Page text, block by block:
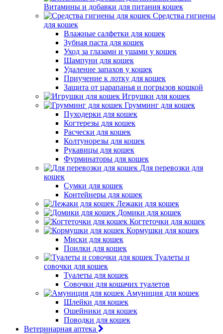
Витамины и добавки для питания кошек
Средства гигиены
для кошек
Влажные салфетки для кошек
Зубная паста для кошек
Уход за глазами и ушами у кошек
Шампуни для кошек
Удаление запахов у кошек
Приучение к лотку для кошек
Защита от царапанья и погрызов кошкой
Игрушки для кошек
Грумминг для кошек
Пуходерки для кошек
Когтерезы для кошек
Расчески для кошек
Колтунорезы для кошек
Рукавицы для кошек
Фурминаторы для кошек
Для перевозки для
кошек
Сумки для кошек
Контейнеры для кошек
Лежаки для кошек
Домики для кошек
Когтеточки для кошек
Кормушки для кошек
Миски для кошек
Поилки для кошек
Туалеты и
совочки для кошек
Туалеты для кошек
Совочки для кошачих туалетов
Амуниция для кошек
Шлейки для кошек
Ошейники для кошек
Поводки для кошек
Ветеринарная аптека